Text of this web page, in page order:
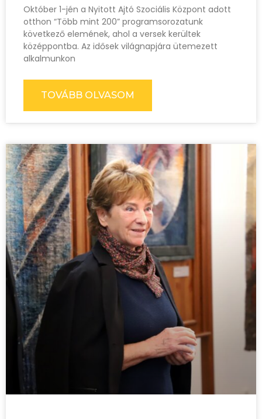
Október 1-jén a Nyitott Ajtó Szociális Központ adott
otthon “Több mint 200” programsorozatunk
következő elemének, ahol a versek kerültek
középpontba. Az idősek világnapjára ütemezett
alkalmunkon
TOVÁBB OLVASOM